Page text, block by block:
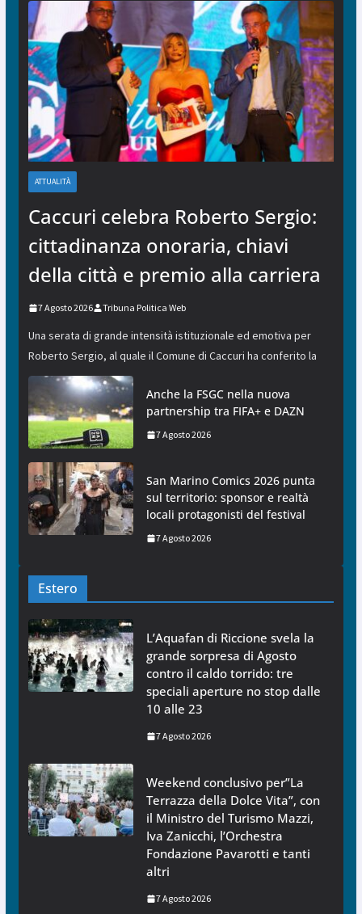
ATTUALITÀ
Caccuri celebra Roberto Sergio:
cittadinanza onoraria, chiavi
della città e premio alla carriera
7 Agosto 2026 Tribuna Politica Web
Una serata di grande intensità istituzionale ed emotiva per
Roberto Sergio, al quale il Comune di Caccuri ha conferito la
Anche la FSGC nella nuova
partnership tra FIFA+ e DAZN
7 Agosto 2026
San Marino Comics 2026 punta
sul territorio: sponsor e realtà
locali protagonisti del festival
7 Agosto 2026
Estero
L’Aquafan di Riccione svela la
grande sorpresa di Agosto
contro il caldo torrido: tre
speciali aperture no stop dalle
10 alle 23
7 Agosto 2026
Weekend conclusivo per”La
Terrazza della Dolce Vita”, con
il Ministro del Turismo Mazzi,
Iva Zanicchi, l’Orchestra
Fondazione Pavarotti e tanti
altri
7 Agosto 2026